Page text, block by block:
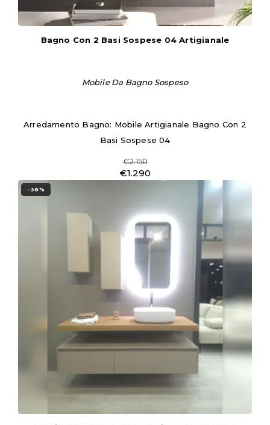
Bagno Con 2 Basi Sospese 04 Artigianale
Mobile Da Bagno Sospeso
Arredamento Bagno: Mobile Artigianale Bagno Con 2
Basi Sospese 04
€2.150
€1.290
-38%